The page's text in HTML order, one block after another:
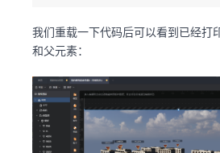
我们重载一下代码后可以看到已经打
和父元素：